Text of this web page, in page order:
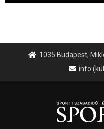
1035 Budapest,
info